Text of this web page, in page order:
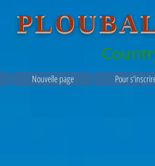
Nouvelle page Pour